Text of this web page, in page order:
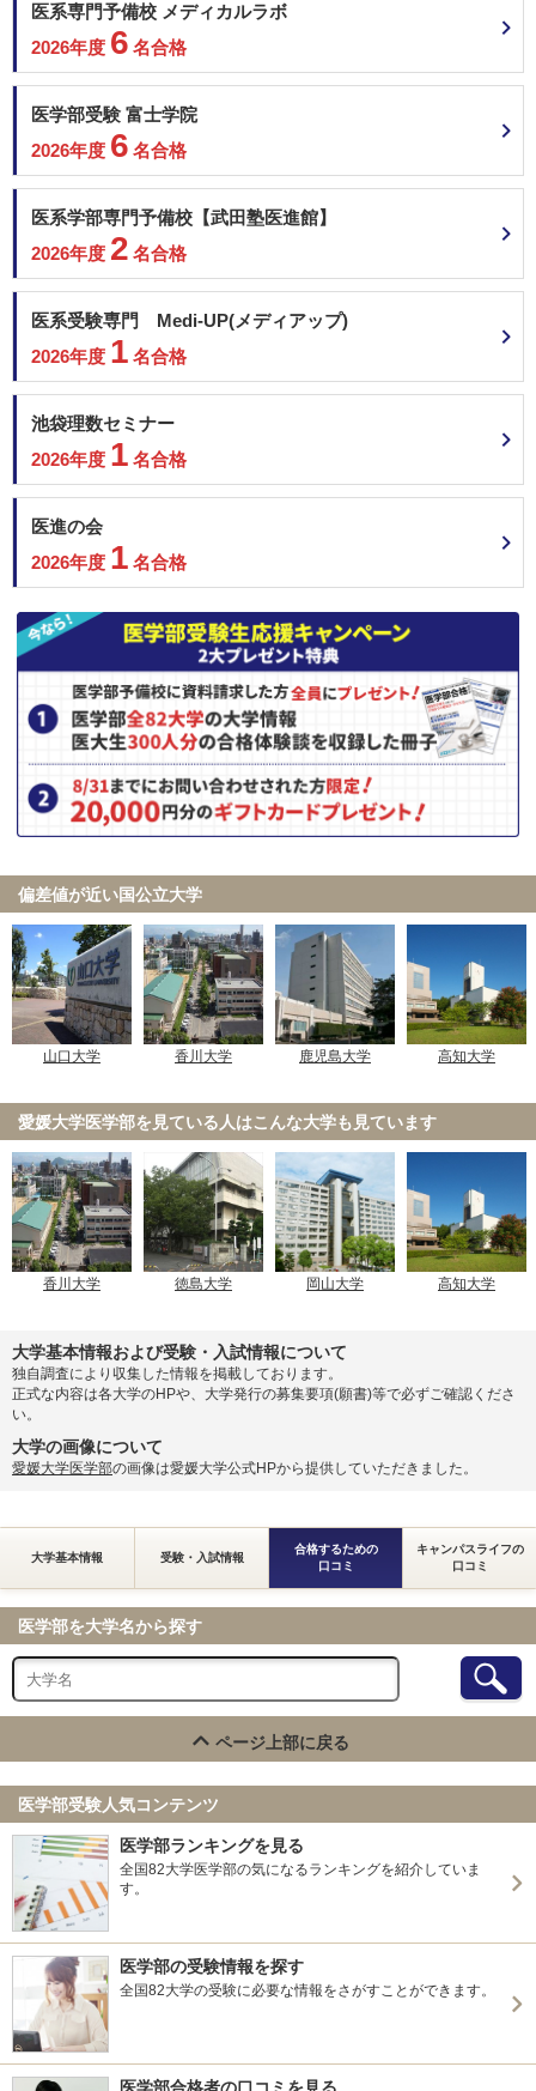
医系専門予備校 メディカルラボ
2026年度 6 名合格
医学部受験 富士学院
2026年度 6 名合格
医系学部専門予備校【武田塾医進館】
2026年度 2 名合格
医系受験専門 Medi-UP(メディアップ)
2026年度 1 名合格
池袋理数セミナー
2026年度 1 名合格
医進の会
2026年度 1 名合格
偏差値が近い国公立大学
山口大学 香川大学 鹿児島大学 高知大学
愛媛大学医学部を見ている人はこんな大学も見ています
香川大学 徳島大学 岡山大学 高知大学
大学基本情報および受験・入試情報について
独自調査により収集した情報を掲載しております。
正式な内容は各大学のHPや、大学発行の募集要項(願書)等で必ずご確認くださ
い。
大学の画像について
愛媛大学医学部の画像は愛媛大学公式HPから提供していただきました。
大学基本情報 受験・入試情報
合格するための
口コミ
キャンパスライフの
口コミ
医学部を大学名から探す
ページ上部に戻る
医学部受験人気コンテンツ
医学部ランキングを見る
全国82大学医学部の気になるランキングを紹介していま
す。
医学部の受験情報を探す
全国82大学の受験に必要な情報をさがすことができます。